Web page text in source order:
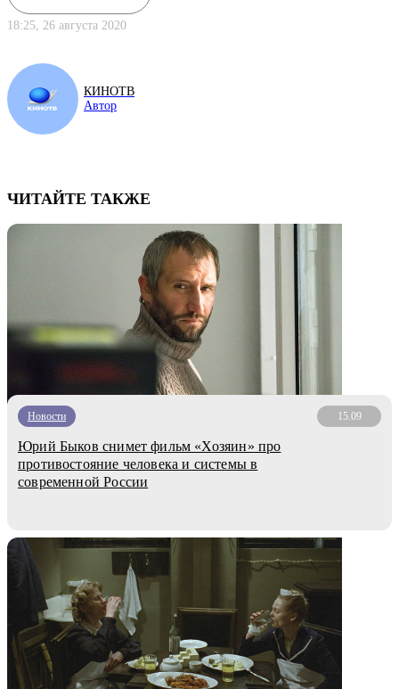
18:25, 26 августа 2020
КИНОТВ
Автор
ЧИТАЙТЕ ТАКЖЕ
Новости 15.09
Юрий Быков снимет фильм «Хозяин» про
противостояние человека и системы в
современной России